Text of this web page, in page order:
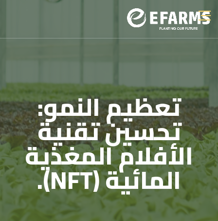
تعظيم النمو:
تحسين تقنية
الأفلام المغذية
المائية (NFT).